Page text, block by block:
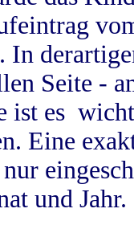
In
Seite -
ist es
Eine
und Jahr.